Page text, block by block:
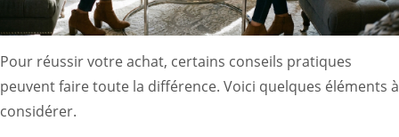
Pour réussir votre achat, certains conseils pratiques
peuvent faire toute la différence. Voici quelques éléments à
considérer.